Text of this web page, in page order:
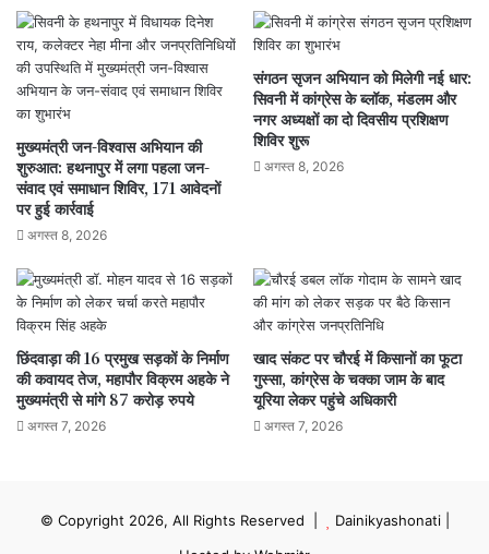
मुख्यमंत्री जन-विश्वास अभियान की
शुरुआत: हथनापुर में लगा पहला जन-
संवाद एवं समाधान शिविर, 171 आवेदनों
पर हुई कार्रवाई
अगस्त 8, 2026
संगठन सृजन अभियान को मिलेगी नई धार:
सिवनी में कांग्रेस के ब्लॉक, मंडलम और
नगर अध्यक्षों का दो दिवसीय प्रशिक्षण
शिविर शुरू
अगस्त 8, 2026
छिंदवाड़ा की 16 प्रमुख सड़कों के निर्माण
की कवायद तेज, महापौर विक्रम अहके ने
मुख्यमंत्री से मांगे 87 करोड़ रुपये
अगस्त 7, 2026
खाद संकट पर चौरई में किसानों का फूटा
गुस्सा, कांग्रेस के चक्का जाम के बाद
यूरिया लेकर पहुंचे अधिकारी
अगस्त 7, 2026
© Copyright 2026, All Rights Reserved | Dainikyashonati|